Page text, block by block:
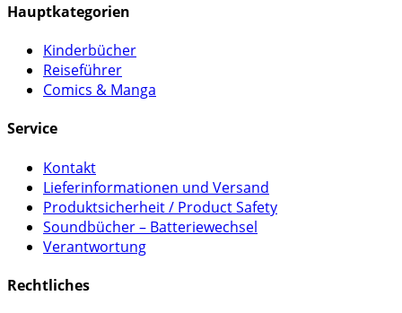
Hauptkategorien
Kinderbücher
Reiseführer
Comics & Manga
Service
Kontakt
Lieferinformationen und Versand
Produktsicherheit / Product Safety
Soundbücher – Batteriewechsel
Verantwortung
Rechtliches